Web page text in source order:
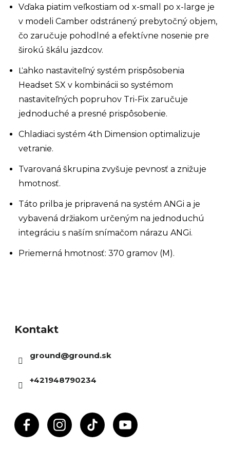
Vďaka piatim veľkostiam od x-small po x-large je
v modeli Camber odstránený prebytočný objem,
čo zaručuje pohodlné a efektívne nosenie pre
širokú škálu jazdcov.
Ľahko nastaviteľný systém prispôsobenia
Headset SX v kombinácii so systémom
nastaviteľných popruhov Tri-Fix zaručuje
jednoduché a presné prispôsobenie.
Chladiaci systém 4th Dimension optimalizuje
vetranie.
Tvarovaná škrupina zvyšuje pevnosť a znižuje
hmotnosť.
Táto prilba je pripravená na systém ANGi a je
vybavená držiakom určeným na jednoduchú
integráciu s naším snímačom nárazu ANGi.
Priemerná hmotnosť: 370 gramov (M).
Kontakt
ground@ground.sk
+421948790234